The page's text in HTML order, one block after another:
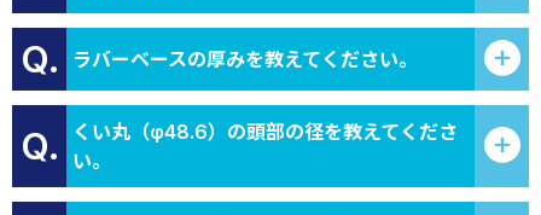
Q. ラバーベースの厚みを教えてください。
Q.
くい丸（φ48.6）の頭部の径を教えてくださ
い。